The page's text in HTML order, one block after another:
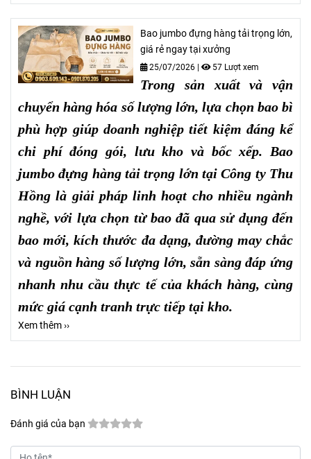
Bao jumbo đựng hàng tải trọng lớn,
giá rẻ ngay tại xưởng
25/07/2026 | 57 Lượt xem
Trong sản xuất và vận
chuyển hàng hóa số lượng lớn, lựa chọn bao bì
phù hợp giúp doanh nghiệp tiết kiệm đáng kể
chi phí đóng gói, lưu kho và bốc xếp. Bao
jumbo đựng hàng tải trọng lớn tại Công ty Thu
Hồng là giải pháp linh hoạt cho nhiều ngành
nghề, với lựa chọn từ bao đã qua sử dụng đến
bao mới, kích thước đa dạng, đường may chắc
và nguồn hàng số lượng lớn, sẵn sàng đáp ứng
nhanh nhu cầu thực tế của khách hàng, cùng
mức giá cạnh tranh trực tiếp tại kho.
Xem thêm ››
BÌNH LUẬN
Đánh giá của bạn